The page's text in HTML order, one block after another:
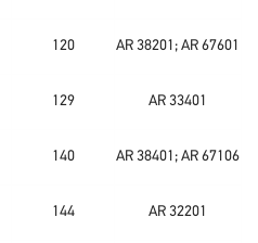
120 AR 38201; AR 67601
129 AR 33401
140 AR 38401; AR 67106
144 AR 32201